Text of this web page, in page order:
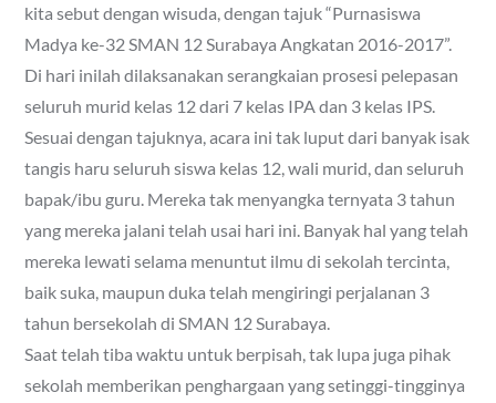
kita sebut dengan wisuda, dengan tajuk “Purnasiswa
Madya ke-32 SMAN 12 Surabaya Angkatan 2016-2017”.
Di hari inilah dilaksanakan serangkaian prosesi pelepasan
seluruh murid kelas 12 dari 7 kelas IPA dan 3 kelas IPS.
Sesuai dengan tajuknya, acara ini tak luput dari banyak isak
tangis haru seluruh siswa kelas 12, wali murid, dan seluruh
bapak/ibu guru. Mereka tak menyangka ternyata 3 tahun
yang mereka jalani telah usai hari ini. Banyak hal yang telah
mereka lewati selama menuntut ilmu di sekolah tercinta,
baik suka, maupun duka telah mengiringi perjalanan 3
tahun bersekolah di SMAN 12 Surabaya.
Saat telah tiba waktu untuk berpisah, tak lupa juga pihak
sekolah memberikan penghargaan yang setinggi-tingginya